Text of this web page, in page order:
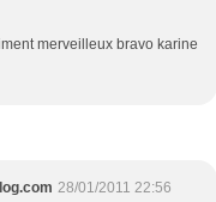
merveilleux bravo karine
28/01/2011 22:56